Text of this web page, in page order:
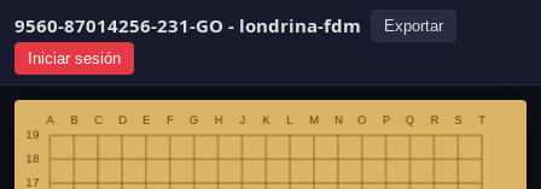
9560-87014256-231-GO - londrina-fdm
Exportar
Iniciar sesión